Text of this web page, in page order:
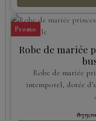
Promo
Robe de mariée
Robe de mariée
intemporel, dotée